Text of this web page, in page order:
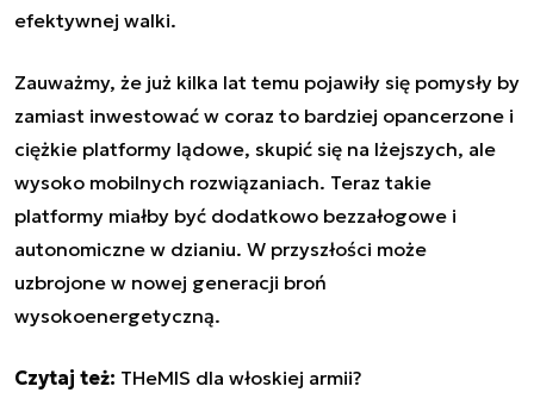
efektywnej walki.
Zauważmy, że już kilka lat temu pojawiły się pomysły by
zamiast inwestować w coraz to bardziej opancerzone i
ciężkie platformy lądowe, skupić się na lżejszych, ale
wysoko mobilnych rozwiązaniach. Teraz takie
platformy miałby być dodatkowo bezzałogowe i
autonomiczne w dzianiu. W przyszłości może
uzbrojone w nowej generacji broń
wysokoenergetyczną.
Czytaj też: THeMIS dla włoskiej armii?